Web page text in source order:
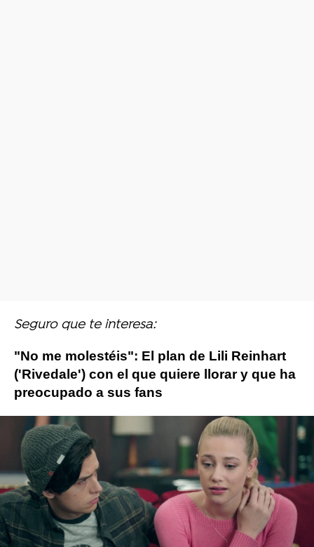
Seguro que te interesa:
"No me molestéis": El plan de Lili Reinhart
('Rivedale') con el que quiere llorar y que ha
preocupado a sus fans
Lili Reinhart